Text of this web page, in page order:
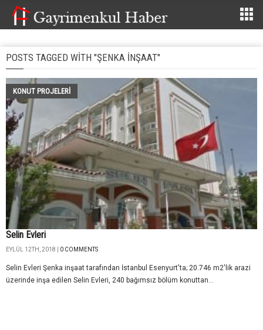
POSTS TAGGED WITH "ŞENKA İNŞAAT"
KONUT PROJELERI
Selin Evleri
EYLÜL 12TH, 2018 | 0 COMMENTS
Selin Evleri Şenka inşaat tarafından İstanbul Esenyurt'ta; 20.746 m2'lik arazi
üzerinde inşa edilen Selin Evleri, 240 bağımsız bölüm konuttan...